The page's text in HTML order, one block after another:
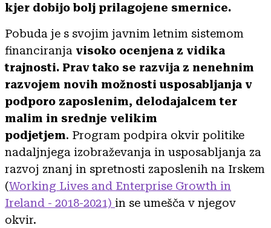
kjer dobijo bolj prilagojene smernice.
Pobuda je s svojim javnim letnim sistemom
financiranja visoko ocenjena z vidika
trajnosti. Prav tako se razvija z nenehnim
razvojem novih možnosti usposabljanja v
podporo zaposlenim, delodajalcem ter
malim in srednje velikim
podjetjem. Program podpira okvir politike
nadaljnjega izobraževanja in usposabljanja za
razvoj znanj in spretnosti zaposlenih na Irskem
(Working Lives and Enterprise Growth in
Ireland - 2018-2021) in se umešča v njegov
okvir.